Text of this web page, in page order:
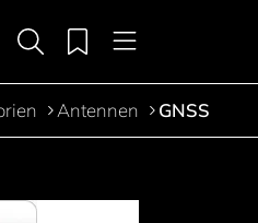
Menü
Produktsuche
Merkliste
Antennen GNSS